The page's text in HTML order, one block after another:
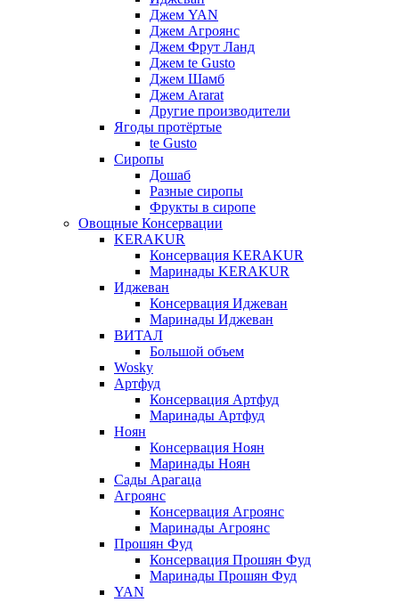
Джем YAN
Джем Агроянс
Джем Фрут Ланд
Джем te Gusto
Джем Шамб
Джем Ararat
Другие производители
Ягоды протёртые
te Gusto
Сиропы
Дошаб
Разные сиропы
Фрукты в сиропе
Овощные Консервации
KERAKUR
Консервация KERAKUR
Маринады KERAKUR
Иджеван
Консервация Иджеван
Маринады Иджеван
ВИТАЛ
Большой объем
Wosky
Артфуд
Консервация Артфуд
Маринады Артфуд
Ноян
Консервация Ноян
Маринады Ноян
Сады Арагаца
Агроянс
Консервация Агроянс
Маринады Агроянс
Прошян Фуд
Консервация Прошян Фуд
Маринады Прошян Фуд
YAN